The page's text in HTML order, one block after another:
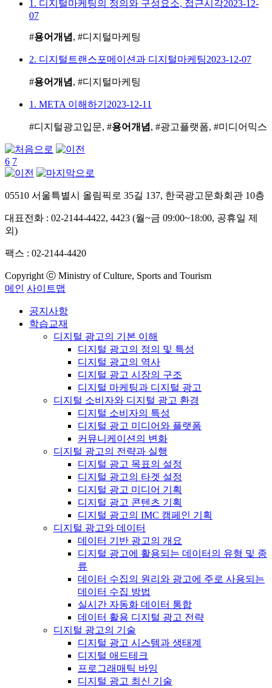
1. 디지털마케팅의 정의와 구성요소, 접근시각2023-12-
07
#용어개념, #디지털마케팅
2. 디지털트랜스포메이션과 디지털마케팅2023-12-07
#용어개념, #디지털마케팅
1. META 이해하기 2023-12-11
#디지털광고입문, #용어개념, #광고플랫폼, #미디어믹스
6 7
05510 서울특별시 올림픽로 35길 137, 한국광고문화회관 10층
대표전화 : 02-2144-4422, 4423 (월~금 09:00~18:00, 공휴일 제
외)
팩스 : 02-2144-4420
Copyright ⓒ Ministry of Culture, Sports and Tourism
메인 사이트맵
공지사항
학습교재
디지털 광고의 기본 이해
디지털 광고의 정의 및 특성
디지털 광고의 역사
디지털 광고 시장의 구조
디지털 마케팅과 디지털 광고
디지털 소비자와 디지털 광고 환경
디지털 소비자의 특성
디지털 광고 미디어와 플랫폼
커뮤니케이션의 변화
디지털 광고의 전략과 실행
디지털 광고 목표의 설정
디지털 광고의 타겟 설정
디지털 광고 미디어 기획
디지털 광고 콘텐츠 기획
디지털 광고의 IMC 캠페인 기획
디지털 광고와 데이터
데이터 기반 광고의 개요
디지털 광고에 활용되는 데이터의 유형 및 종
류
데이터 수집의 원리와 광고에 주로 사용되는
데이터 수집 방법
실시간 자동화 데이터 통합
데이터 활용 디지털 광고 전략
디지털 광고의 기술
디지털 광고 시스템과 생태계
디지털 애드테크
프로그래매틱 바잉
디지털 광고 최신 기술